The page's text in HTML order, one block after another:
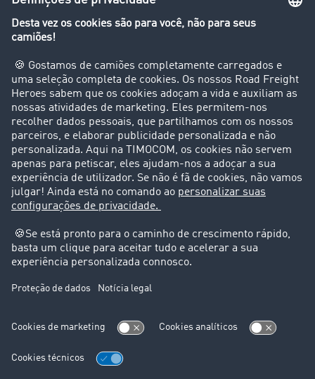
Visão geral da Bolsa de Cargas
Clientes recomendam clientes
Casos de sucesso
Suporte
Suporte
Avisos legais
Ficha técnica
Condições Gerais